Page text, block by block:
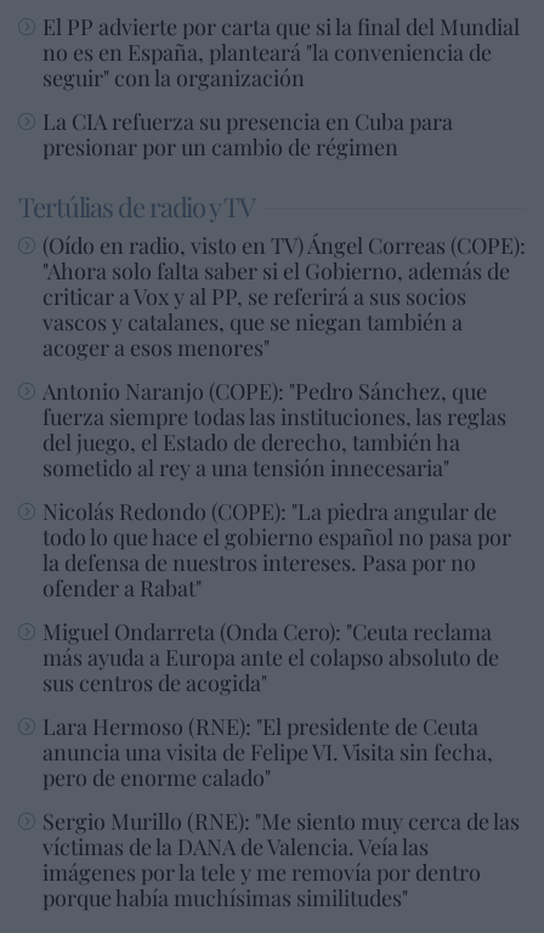
El PP advierte por carta que si la final del Mundial
no es en España, planteará "la conveniencia de
seguir" con la organización
La CIA refuerza su presencia en Cuba para
presionar por un cambio de régimen
Tertúlias de radio y TV
(Oído en radio, visto en TV) Ángel Correas (COPE):
"Ahora solo falta saber si el Gobierno, además de
criticar a Vox y al PP, se referirá a sus socios
vascos y catalanes, que se niegan también a
acoger a esos menores"
Antonio Naranjo (COPE): "Pedro Sánchez, que
fuerza siempre todas las instituciones, las reglas
del juego, el Estado de derecho, también ha
sometido al rey a una tensión innecesaria"
Nicolás Redondo (COPE): "La piedra angular de
todo lo que hace el gobierno español no pasa por
la defensa de nuestros intereses. Pasa por no
ofender a Rabat"
Miguel Ondarreta (Onda Cero): "Ceuta reclama
más ayuda a Europa ante el colapso absoluto de
sus centros de acogida"
Lara Hermoso (RNE): "El presidente de Ceuta
anuncia una visita de Felipe VI. Visita sin fecha,
pero de enorme calado"
Sergio Murillo (RNE): "Me siento muy cerca de las
víctimas de la DANA de Valencia. Veía las
imágenes por la tele y me removía por dentro
porque había muchísimas similitudes"